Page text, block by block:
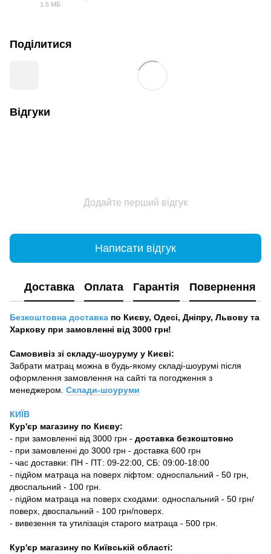
1.5 МБ
Поділитися
Відгуки
Додайте перший відгук
Написати відгук
Доставка Оплата Гарантія Повернення
Безкоштовна доставка по Києву, Одесі, Дніпру, Львову та
Харкову при замовленні від 3000 грн!
Самовивіз зі складу-шоуруму у Києві:
Забрати матрац можна в будь-якому складі-шоурумі після
оформлення замовлення на сайті та погодження з
менеджером. Склади-шоуруми
КИЇВ
Кур'єр магазину по Києву:
- при замовленні від 3000 грн - доставка безкоштовно
- при замовленні до 3000 грн - доставка 600 грн
- час доставки: ПН - ПТ: 09-22:00, СБ: 09:00-18:00
- підйом матраца на поверх ліфтом: односпальний - 50 грн,
двоспальний - 100 грн.
- підйом матраца на поверх сходами: односпальний - 50 грн/
поверх, двоспальний - 100 грн/поверх.
- вивезення та утилізація старого матраца - 500 грн.
Кур'єр магазину по Київській області: